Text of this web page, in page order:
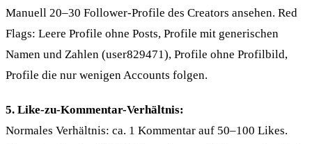
Manuell 20–30 Follower-Profile des Creators ansehen. Red
Flags: Leere Profile ohne Posts, Profile mit generischen
Namen und Zahlen (user829471), Profile ohne Profilbild,
Profile die nur wenigen Accounts folgen.
5. Like-zu-Kommentar-Verhältnis:
Normales Verhältnis: ca. 1 Kommentar auf 50–100 Likes.